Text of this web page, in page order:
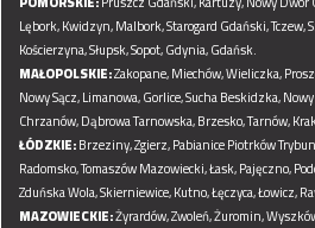
Lębork,Kwidzyn,Malbork,Starogard Gdański,Tczew,
Kościerzyna,Słupsk,Sopot,Gdynia,Gdańsk.
MAŁOPOLSKIE:Zakopane,Miechów,Wieliczka,
Nowy Sącz,Limanowa,Gorlice,Sucha Beskidzka,
Chrzanów,Dąbrowa Tarnowska,Brzesko,Tarnów,
ŁÓDZKIE:Brzeziny,Zgierz,PabianicePiotrków
Radomsko,Tomaszów Mazowiecki,Łask,Pajęczno,
Zduńska Wola,Skierniewice,Kutno,Łęczyca,Łowicz,
MAZOWIECKIE:Żyrardów,Zwoleń,Żuromin,